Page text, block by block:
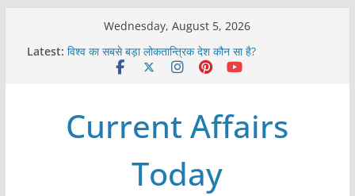
Wednesday, August 5, 2026
Latest: विश्व का सबसे बड़ा लोकतान्त्रिक देश कौन सा है?
Refeeding Syndrome and its Management
विश्व में कितने प्रकार के शासन होते है?
Current Affairs
Today